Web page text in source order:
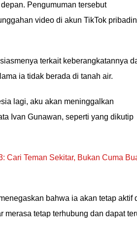
Pengumuman tersebut
video di akun TikTok
terkait keberangkatannya
ia tidak berada di tanah air.
lagi, aku akan meninggalkan
Ivan Gunawan, seperti yang dikutip
Cari Teman Sekitar, Bukan Cuma
bahwa ia akan tetap aktif
tetap terhubung dan dapat